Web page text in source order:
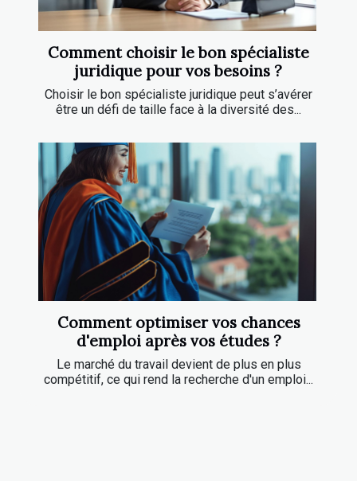
Comment choisir le bon spécialiste
juridique pour vos besoins ?
Choisir le bon spécialiste juridique peut s’avérer
être un défi de taille face à la diversité des...
Comment optimiser vos chances
d'emploi après vos études ?
Le marché du travail devient de plus en plus
compétitif, ce qui rend la recherche d'un emploi...